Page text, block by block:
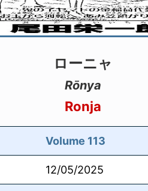
ローニャ
Rōnya
Ronja
Volume 113
12/05/2025